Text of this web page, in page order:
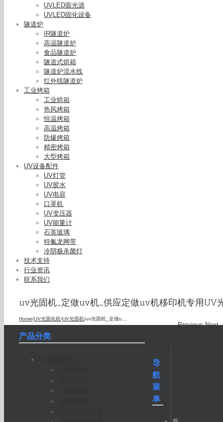
UVLED面光源
UVLED固化设备
隧道炉
IR隧道炉
高温隧道炉
食品隧道炉
隧道式烘箱
隧道炉流水线
红外线隧道炉
工业烤箱
工业烘箱
热风烤箱
恒温烤箱
高温烤箱
防爆烤箱
精密烤箱
大型烤箱
UV设备配件
UV灯管
UV胶水
UV电容
口罩机
UV变压器
UV能量计
石英玻璃
特氟龙网带
冷阴极杀菌灯
技术支持
行业资讯
联系我们
uv光固机_定做uv机_供应定做uv机移印机专用UV
Home/UV光固化机/UV光固机/uv光固机_定做uv机_供应定做uv机移印机专用UV光固机
Previous Next
产品分类
导
航
菜
单